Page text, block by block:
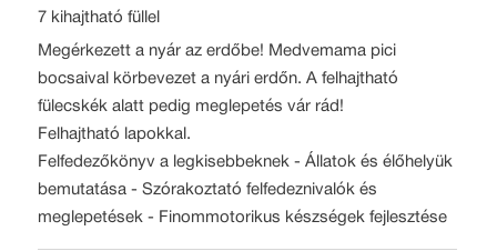
7 kihajtható füllel
Megérkezett a nyár az erdőbe! Medvemama pici
bocsaival körbevezet a nyári erdőn. A felhajtható
fülecskék alatt pedig meglepetés vár rád!
Felhajtható lapokkal.
Felfedezőkönyv a legkisebbeknek - Állatok és élőhelyük
bemutatása - Szórakoztató felfedeznivalók és
meglepetések - Finommotorikus készségek fejlesztése